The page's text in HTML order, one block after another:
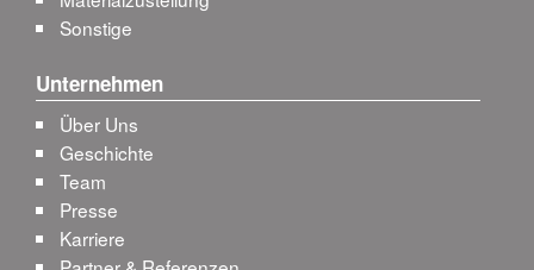
Sonstige
Unternehmen
Über Uns
Geschichte
Team
Presse
Karriere